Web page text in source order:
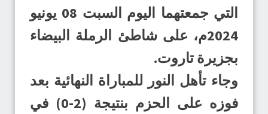
التي جمعتهما اليوم السبت 08 يونيو
2024م، على شاطئ الرملة البيضاء
بجزيرة تاروت.
وجاء تأهل النور للمباراة النهائية بعد
فوزه على الحزم بنتيجة (2-0) في